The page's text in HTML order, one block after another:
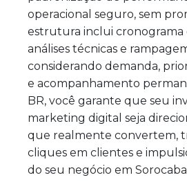
operacional seguro, sem
estrutura inclui cronograma
análises técnicas e
considerando demanda,
e acompanhamento
BR, você garante que seu
marketing digital seja
que realmente convertem,
cliques em clientes e
do seu negócio em